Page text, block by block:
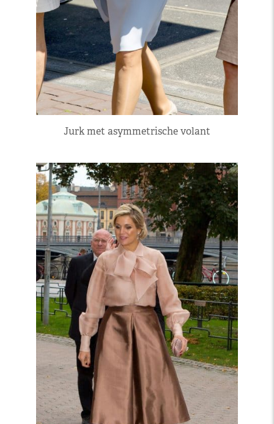
Jurk met asymmetrische volant